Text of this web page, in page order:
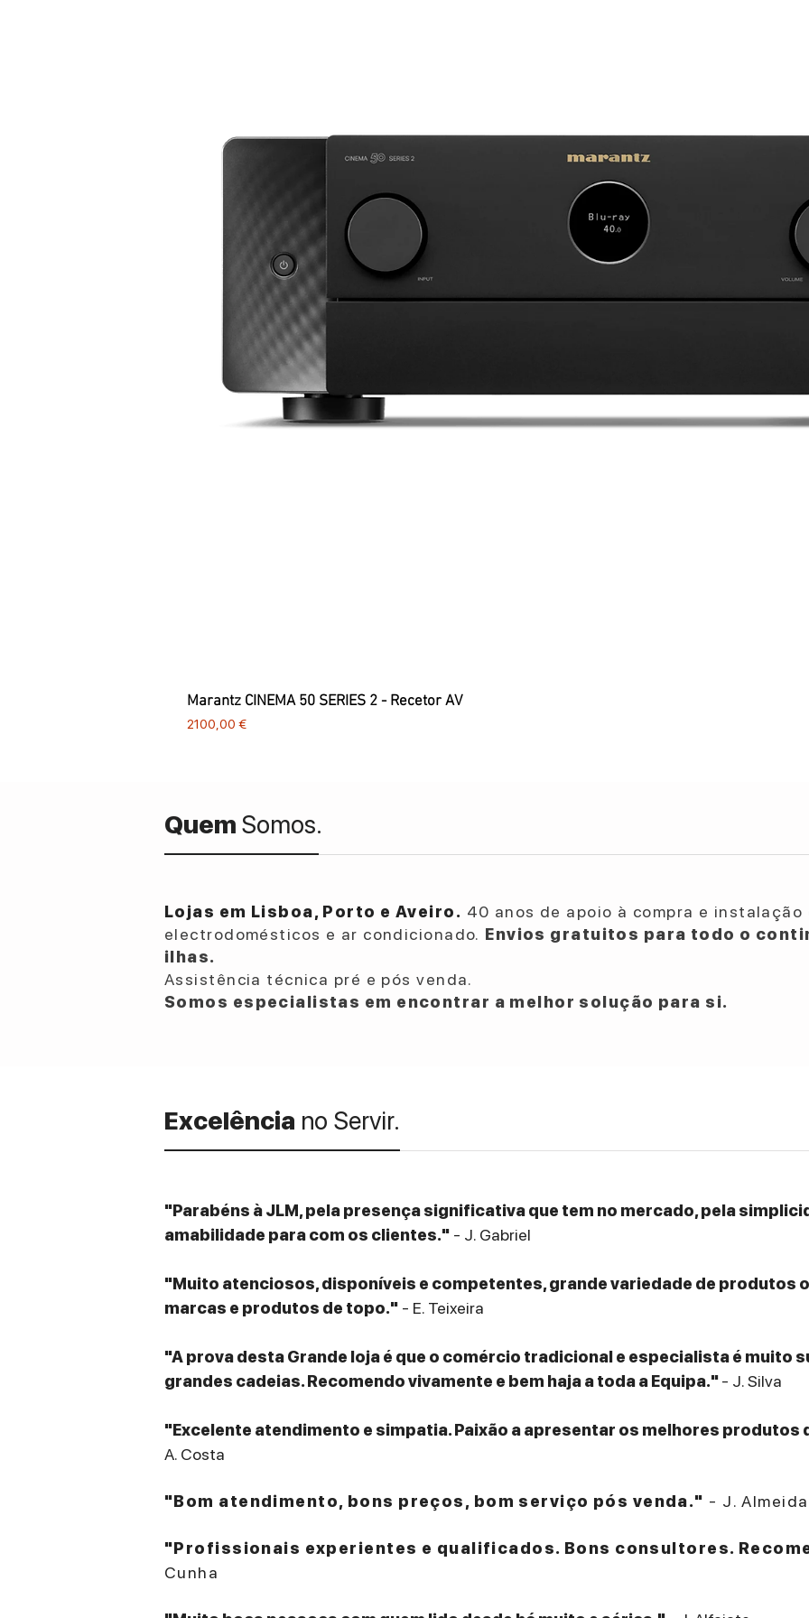
Marantz CINEMA 50 SERIES 2 - Recetor AV
Preço
2100,00 €
Quem Somos.
Lojas em Lisboa, Porto e Aveiro. 40 anos de apoio à compra e instalação
electrodomésticos e ar condicionado. Envios gratuitos para todo o
ilhas.
Assistência técnica pré e pós venda.
Somos especialistas em encontrar a melhor solução para si.
Excelência no Servir.
"Parabéns à JLM, pela presença significativa que tem no mercado, pela
amabilidade para com os clientes." - J. Gabriel
"Muito atenciosos, disponíveis e competentes, grande variedade de produtos
marcas e produtos de topo." - E. Teixeira
"A prova desta Grande loja é que o comércio tradicional e especialista é muito
grandes cadeias. Recomendo vivamente e bem haja a toda a Equipa."- J. Silva
"Excelente atendimento e simpatia. Paixão a apresentar os melhores produtos
A. Costa
"Bom atendimento, bons preços, bom serviço pós venda." - J. Almeida
"Profissionais experientes e qualificados. Bons consultores.
Cunha